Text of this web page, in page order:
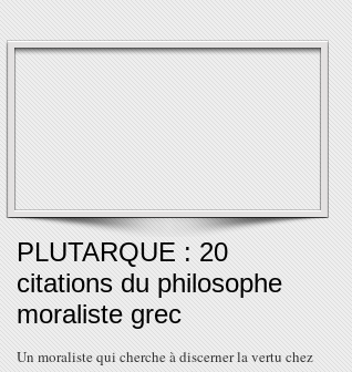
PLUTARQUE : 20
citations du philosophe
moraliste grec
Un moraliste qui cherche à discerner la vertu chez